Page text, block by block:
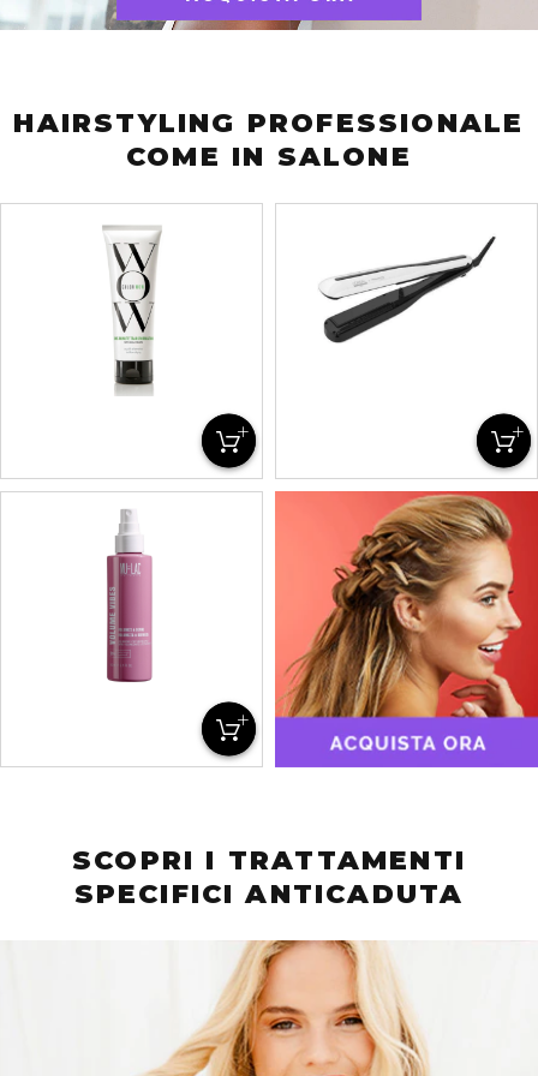
HAIRSTYLING PROFESSIONALE
COME IN SALONE
SCOPRI I TRATTAMENTI
SPECIFICI ANTICADUTA